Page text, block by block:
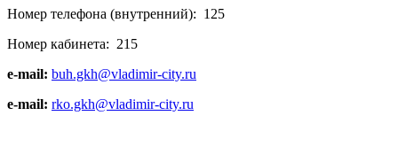
Номер телефона (внутренний): 125
Номер кабинета: 215
e-mail: buh.gkh@vladimir-city.ru
e-mail: rko.gkh@vladimir-city.ru